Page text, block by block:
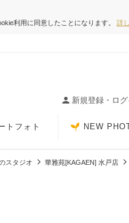
利用に同意したことになります。 詳
新規登録・ロ
トフォト NEW
スタジオ 華雅苑[KAGAEN] 水戸店